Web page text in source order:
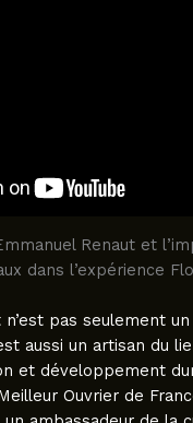
Renaut et
dans l’expérience
n’est pas seulement
aussi un artisan du
et développement
Ouvrier de